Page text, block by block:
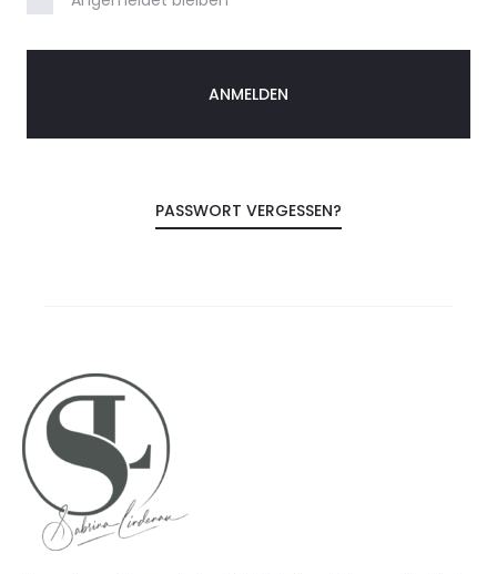
t
A
t
i
ANMELDEN
PASSWORT VERGESSEN?